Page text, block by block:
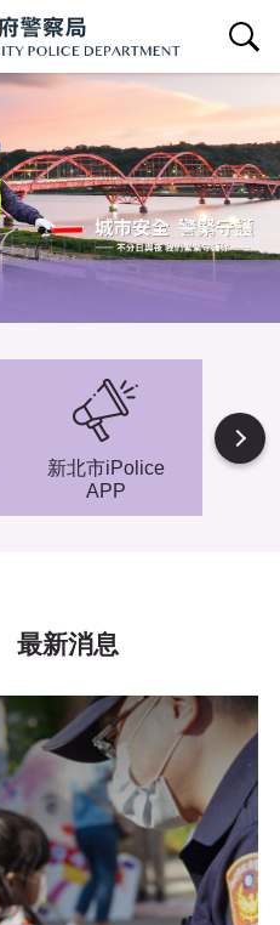
查詢區開關
新北市iPolice
APP
小小
最新消息